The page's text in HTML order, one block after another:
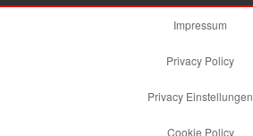
Impressum
Privacy Policy
Privacy Einstellungen
Cookie Policy